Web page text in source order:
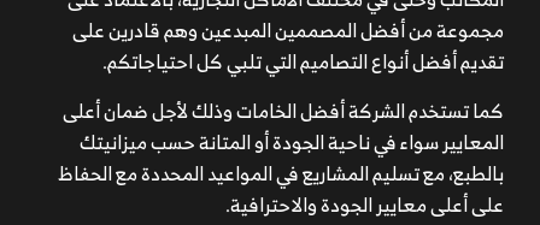
مجموعة من أفضل المصممين المبدعين وهم قادرين على
تقديم أفضل أنواع التصاميم التي تلبي كل احتياجاتكم.
كما تستخدم الشركة أفضل الخامات وذلك لأجل ضمان أعلى
المعايير سواء في ناحية الجودة أو المتانة حسب ميزانيتك
بالطبع، مع تسليم المشاريع في المواعيد المحددة مع الحفاظ
على أعلى معايير الجودة والاحترافية.